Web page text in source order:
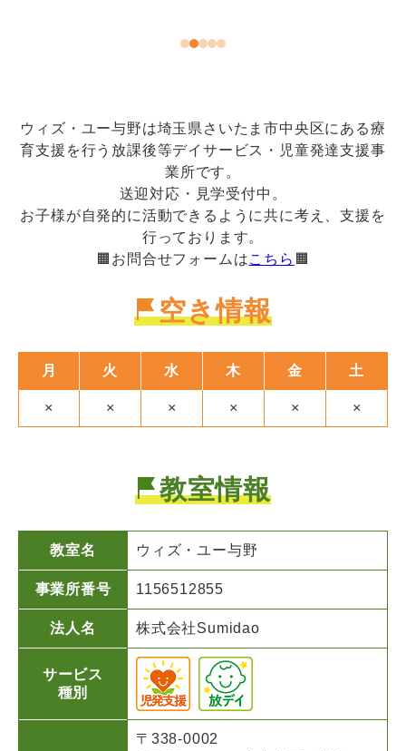
ウィズ・ユー与野は埼玉県さいたま市中央区にある療
育支援を行う放課後等デイサービス・児童発達支援事
業所です。
送迎対応・見学受付中。
お子様が自発的に活動できるように共に考え、支援を
行っております。
🟧お問合せフォームはこちら 🟧
空き情報
月 火 水 木 金 土
× × × × × ×
教室情報
教室名 ウィズ・ユー与野
事業所番号 1156512855
法人名 株式会社Sumidao
サービス
種別
〒338-0002